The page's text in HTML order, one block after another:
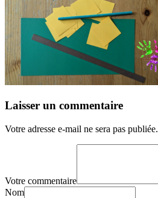
Laisser un commentaire
Votre adresse e-mail ne sera pas publiée.
Votre commentaire
Nom